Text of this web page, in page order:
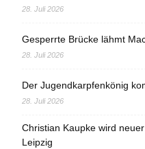
28. Juli 2026
Gesperrte Brücke lähmt
28. Juli 2026
Der Jugendkarpfenkönig
28. Juli 2026
Christian Kaupke wird
Leipzig